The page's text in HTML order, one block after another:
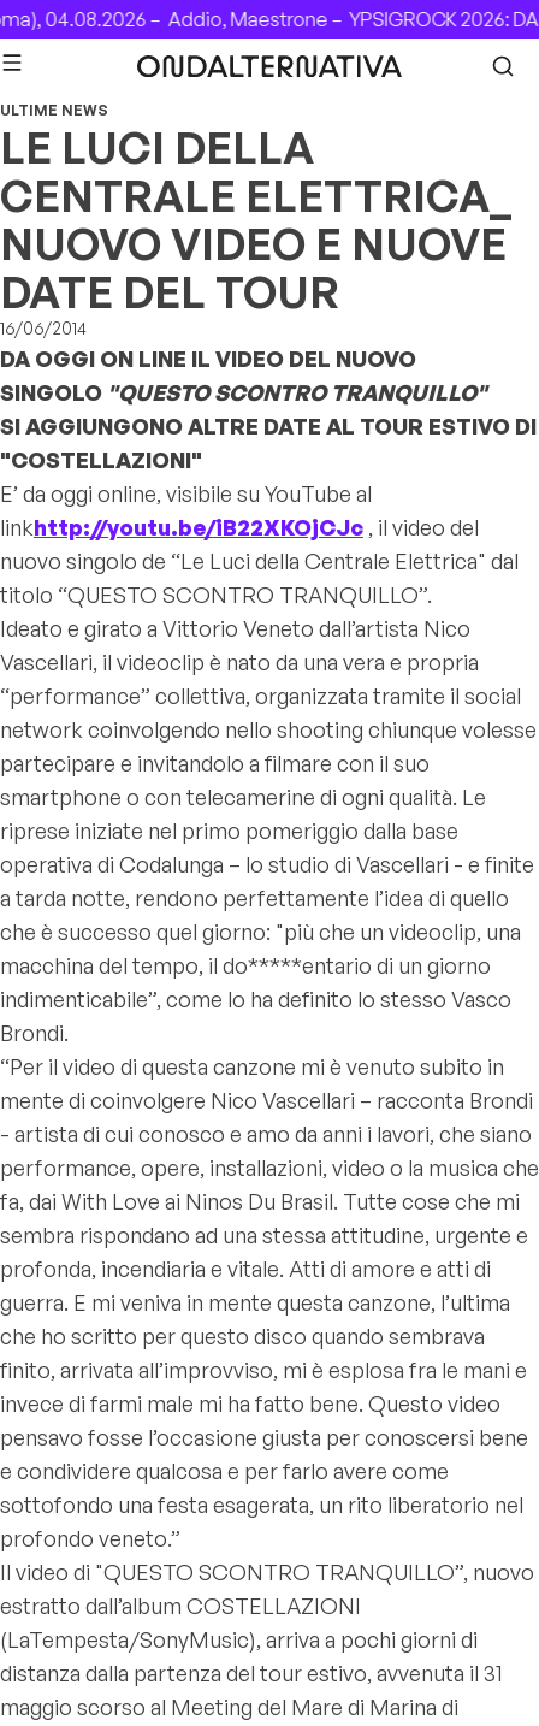
Skip to content
04.08.2026 –Addio, Maestrone –YPSIGROCK 2026:
ULTIME NEWS
LE LUCI DELLA
CENTRALE ELETTRICA_
NUOVO VIDEO E NUOVE
DATE DEL TOUR
16/06/2014
DA OGGI ON LINE IL VIDEO DEL NUOVO
SINGOLO "QUESTO SCONTRO TRANQUILLO"
SI AGGIUNGONO ALTRE DATE AL TOUR ESTIVO DI
"COSTELLAZIONI"
E’ da oggi online, visibile su YouTube al
linkhttp://youtu.be/iB22XKOjCJc , il video del
nuovo singolo de “Le Luci della Centrale Elettrica" dal
titolo “QUESTO SCONTRO TRANQUILLO”.
Ideato e girato a Vittorio Veneto dall’artista Nico
Vascellari, il videoclip è nato da una vera e propria
“performance” collettiva, organizzata tramite il social
network coinvolgendo nello shooting chiunque volesse
partecipare e invitandolo a filmare con il suo
smartphone o con telecamerine di ogni qualità. Le
riprese iniziate nel primo pomeriggio dalla base
operativa di Codalunga – lo studio di Vascellari - e finite
a tarda notte, rendono perfettamente l’idea di quello
che è successo quel giorno: "più che un videoclip, una
macchina del tempo, il do*****entario di un giorno
indimenticabile”, come lo ha definito lo stesso Vasco
Brondi.
“Per il video di questa canzone mi è venuto subito in
mente di coinvolgere Nico Vascellari – racconta Brondi
- artista di cui conosco e amo da anni i lavori, che siano
performance, opere, installazioni, video o la musica che
fa, dai With Love ai Ninos Du Brasil. Tutte cose che mi
sembra rispondano ad una stessa attitudine, urgente e
profonda, incendiaria e vitale. Atti di amore e atti di
guerra. E mi veniva in mente questa canzone, l’ultima
che ho scritto per questo disco quando sembrava
finito, arrivata all’improvviso, mi è esplosa fra le mani e
invece di farmi male mi ha fatto bene. Questo video
pensavo fosse l’occasione giusta per conoscersi bene
e condividere qualcosa e per farlo avere come
sottofondo una festa esagerata, un rito liberatorio nel
profondo veneto.”
Il video di "QUESTO SCONTRO TRANQUILLO”, nuovo
estratto dall’album COSTELLAZIONI
(LaTempesta/SonyMusic), arriva a pochi giorni di
distanza dalla partenza del tour estivo, avvenuta il 31
maggio scorso al Meeting del Mare di Marina di